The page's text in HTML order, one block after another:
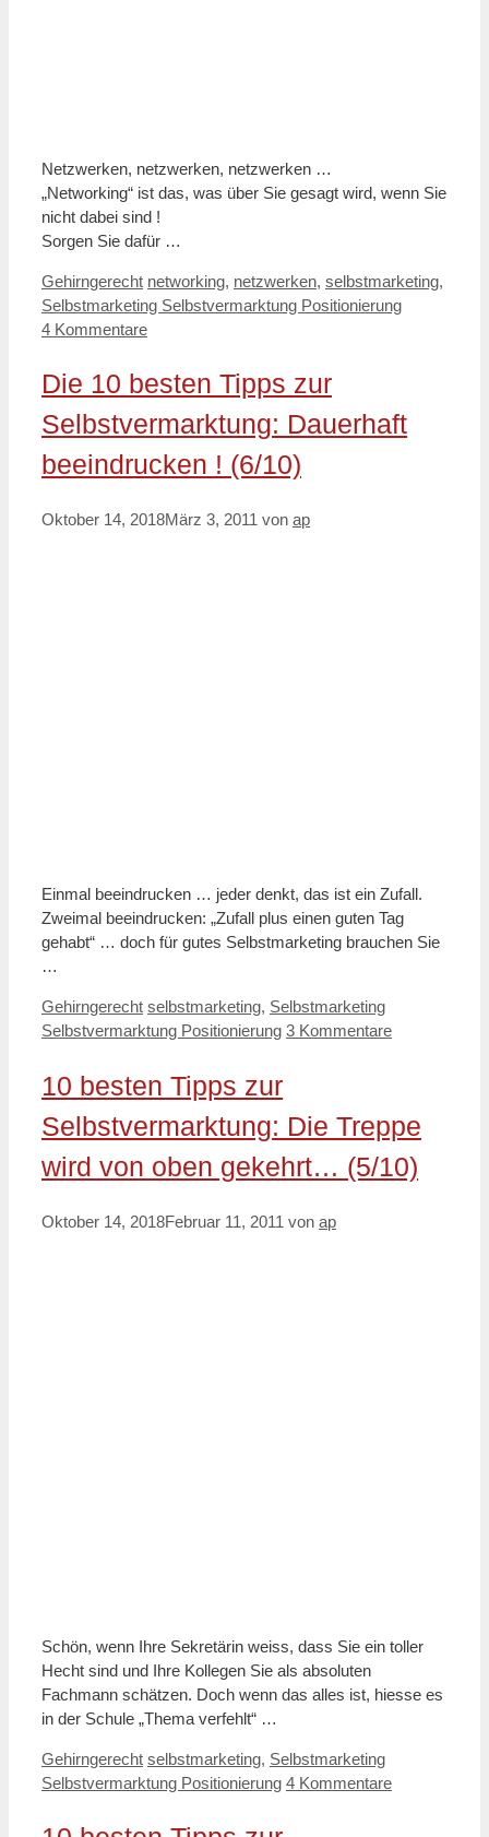
Netzwerken, netzwerken, netzwerken …
„Networking“ ist das, was über Sie gesagt wird, wenn Sie
nicht dabei sind !
Sorgen Sie dafür …
Kategorien
Gehirngerecht Schlagwörter
networking, netzwerken, selbstmarketing,
Selbstmarketing Selbstvermarktung Positionierung
4 Kommentare
Die 10 besten Tipps zur
Selbstvermarktung: Dauerhaft
beeindrucken ! (6/10)
Oktober 14, 2018März 3, 2011 von ap
Einmal beeindrucken … jeder denkt, das ist ein Zufall.
Zweimal beeindrucken: „Zufall plus einen guten Tag
gehabt“ … doch für gutes Selbstmarketing brauchen Sie
…
Kategorien
Gehirngerecht Schlagwörter
selbstmarketing, Selbstmarketing
Selbstvermarktung Positionierung 3 Kommentare
10 besten Tipps zur
Selbstvermarktung: Die Treppe
wird von oben gekehrt… (5/10)
Oktober 14, 2018Februar 11, 2011 von ap
Schön, wenn Ihre Sekretärin weiss, dass Sie ein toller
Hecht sind und Ihre Kollegen Sie als absoluten
Fachmann schätzen. Doch wenn das alles ist, hiesse es
in der Schule „Thema verfehlt“ …
Kategorien
Gehirngerecht Schlagwörter
selbstmarketing, Selbstmarketing
Selbstvermarktung Positionierung 4 Kommentare